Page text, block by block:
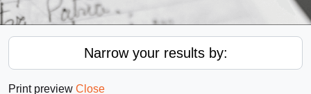
Narrow your results by:
Print preview Close